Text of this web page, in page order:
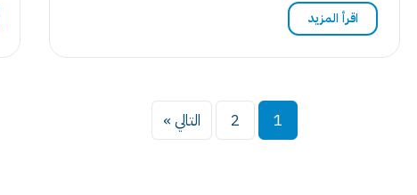
اقرأ المزيد
تعدد 1
2 التالي »